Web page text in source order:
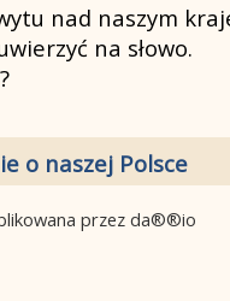
nad naszym
na słowo.
o naszej Polsce
przez da®®io